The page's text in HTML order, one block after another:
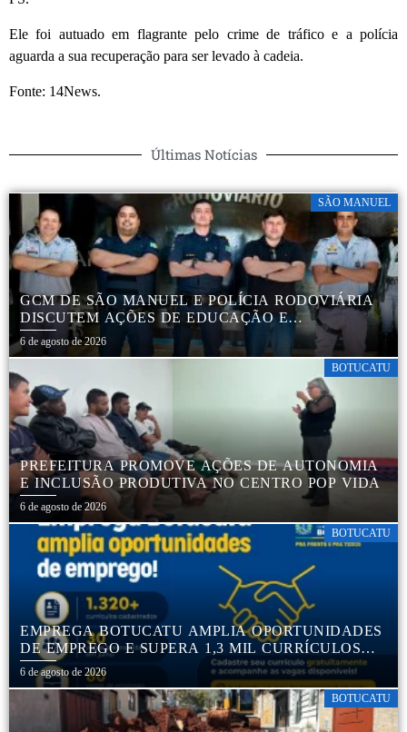
Ele foi autuado em flagrante pelo crime de tráfico e a polícia
aguarda a sua recuperação para ser levado à cadeia.
Fonte: 14News.
Últimas Notícias
SÃO MANUEL
GCM DE SÃO MANUEL E POLÍCIA RODOVIÁRIA
DISCUTEM AÇÕES DE EDUCAÇÃO E
SEGURANÇA NO TRÂNSITO
6 de agosto de 2026
BOTUCATU
PREFEITURA PROMOVE AÇÕES DE AUTONOMIA
E INCLUSÃO PRODUTIVA NO CENTRO POP VIDA
6 de agosto de 2026
BOTUCATU
EMPREGA BOTUCATU AMPLIA OPORTUNIDADES
DE EMPREGO E SUPERA 1,3 MIL CURRÍCULOS
CADASTRADOS
6 de agosto de 2026
BOTUCATU